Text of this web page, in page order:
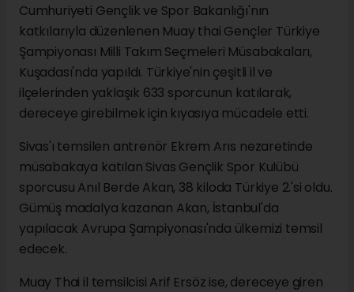
Cumhuriyeti Gençlik ve Spor Bakanlığı'nın
katkılarıyla düzenlenen Muay thai Gençler Türkiye
Şampiyonası Milli Takım Seçmeleri Müsabakaları,
Kuşadası'nda yapıldı. Türkiye'nin çeşitli il ve
ilçelerinden yaklaşık 633 sporcunun katılarak,
dereceye girebilmek için kıyasıya mücadele etti.
Sivas'ı temsilen antrenör Ekrem Arıs nezaretinde
müsabakaya katılan Sivas Gençlik Spor Kulübü
sporcusu Anıl Berde Akan, 38 kiloda Türkiye 2.'si oldu.
Gümüş madalya kazanan Akan, İstanbul'da
yapılacak Avrupa Şampiyonası'nda ülkemizi temsil
edecek.
Muay Thai il temsilcisi Arif Ersöz ise, dereceye giren